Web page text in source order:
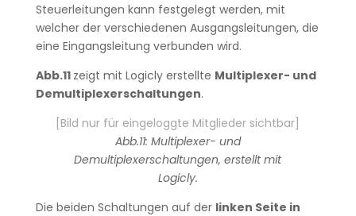
Steuerleitungen kann festgelegt werden, mit
welcher der verschiedenen Ausgangsleitungen, die
eine Eingangsleitung verbunden wird.
Abb.11 zeigt mit Logicly erstellte Multiplexer- und
Demultiplexerschaltungen.
[Bild nur für eingeloggte Mitglieder sichtbar]
Abb.11: Multiplexer- und
Demultiplexerschaltungen, erstellt mit
Logicly.
Die beiden Schaltungen auf der linken Seite in